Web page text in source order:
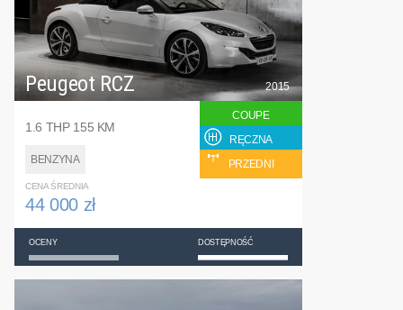
Peugeot RCZ
1.6 THP 155 KM
BENZYNA
2015
COUPE
RĘCZNA
PRZEDNI
CENA ŚREDNIA
44 000 zł
OCENY DOSTĘPNOŚĆ